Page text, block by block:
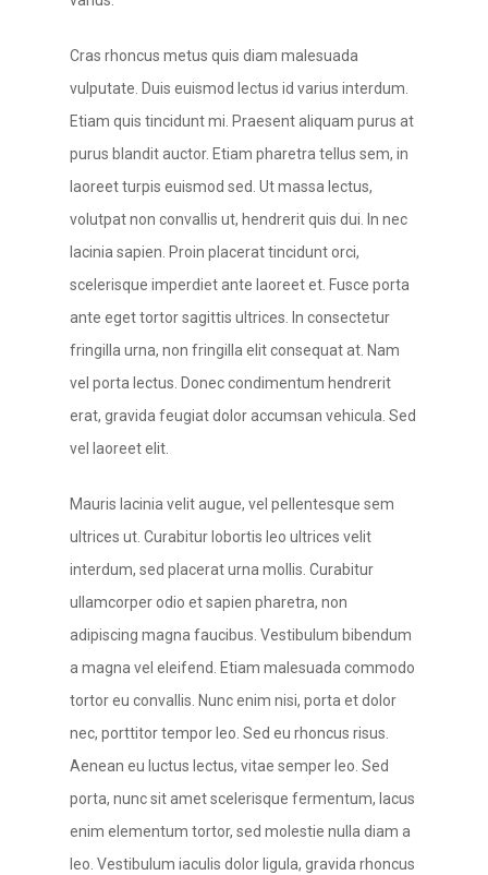
Cras rhoncus metus quis diam malesuada
vulputate. Duis euismod lectus id varius interdum.
Etiam quis tincidunt mi. Praesent aliquam purus at
purus blandit auctor. Etiam pharetra tellus sem, in
laoreet turpis euismod sed. Ut massa lectus,
volutpat non convallis ut, hendrerit quis dui. In nec
lacinia sapien. Proin placerat tincidunt orci,
scelerisque imperdiet ante laoreet et. Fusce porta
ante eget tortor sagittis ultrices. In consectetur
fringilla urna, non fringilla elit consequat at. Nam
vel porta lectus. Donec condimentum hendrerit
erat, gravida feugiat dolor accumsan vehicula. Sed
vel laoreet elit.
Mauris lacinia velit augue, vel pellentesque sem
ultrices ut. Curabitur lobortis leo ultrices velit
interdum, sed placerat urna mollis. Curabitur
ullamcorper odio et sapien pharetra, non
adipiscing magna faucibus. Vestibulum bibendum
a magna vel eleifend. Etiam malesuada commodo
tortor eu convallis. Nunc enim nisi, porta et dolor
nec, porttitor tempor leo. Sed eu rhoncus risus.
Aenean eu luctus lectus, vitae semper leo. Sed
porta, nunc sit amet scelerisque fermentum, lacus
enim elementum tortor, sed molestie nulla diam a
leo. Vestibulum iaculis dolor ligula, gravida rhoncus